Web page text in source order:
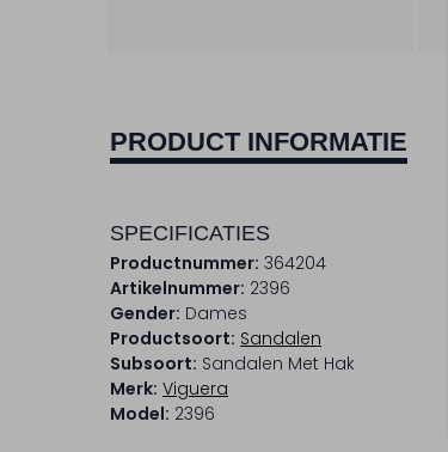
PRODUCT INFORMATIE
SPECIFICATIES
Productnummer: 364204
Artikelnummer: 2396
Gender: Dames
Productsoort: Sandalen
Subsoort: Sandalen Met Hak
Merk: Viguera
Model: 2396